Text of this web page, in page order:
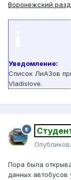
Воронежский
Уведомление:
Список ЛиАЗов
Vladislove.
Пора была
данных